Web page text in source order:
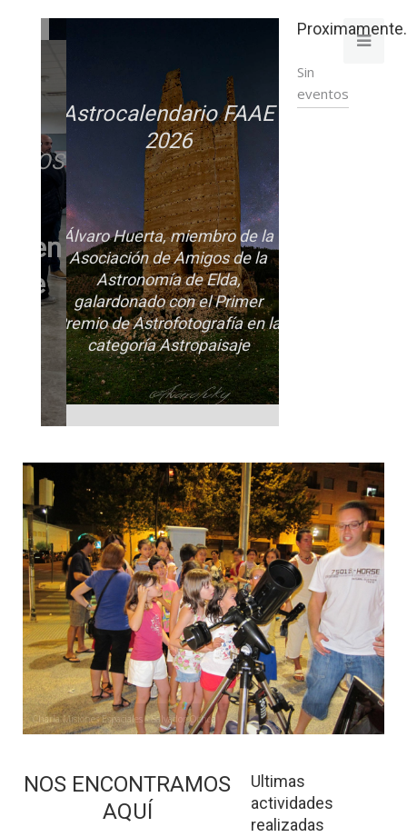
en
Astrocalendario FAAE
2026
Álvaro Huerta, miembro de la
Asociación de Amigos de la
Astronomía de Elda,
galardonado con el Primer
Premio de Astrofotografía en la
categoría Astropaisaje
Sin
eventos
NOS ENCONTRAMOS
AQUÍ
Ultimas
actividades
realizadas